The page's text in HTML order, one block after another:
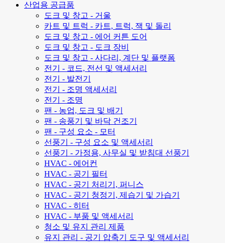
산업용 공급품
도크 및 창고 - 거울
카트 및 트럭 - 카트, 트럭, 잭 및 돌리
도크 및 창고 - 에어 커튼 도어
도크 및 창고 - 도크 장비
도크 및 창고 - 사다리, 계단 및 플랫폼
전기 - 코드, 전선 및 액세서리
전기 - 발전기
전기 - 조명 액세서리
전기 - 조명
팬 - 농업, 도크 및 배기
팬 - 송풍기 및 바닥 건조기
팬 - 구성 요소 - 모터
선풍기 - 구성 요소 및 액세서리
선풍기 - 가정용, 사무실 및 받침대 선풍기
HVAC - 에어컨
HVAC - 공기 필터
HVAC - 공기 처리기, 퍼니스
HVAC - 공기 청정기, 제습기 및 가습기
HVAC - 히터
HVAC - 부품 및 액세서리
청소 및 유지 관리 제품
유지 관리 - 공기 압축기 도구 및 액세서리